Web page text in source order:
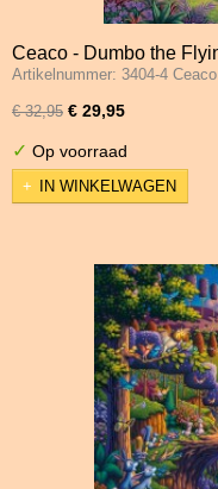
Ceaco - Dumbo the
2
Artikelnummer: 3404-4
€ 32,95 € 29,95
✓ Op voorraad
IN WINKELWAGEN